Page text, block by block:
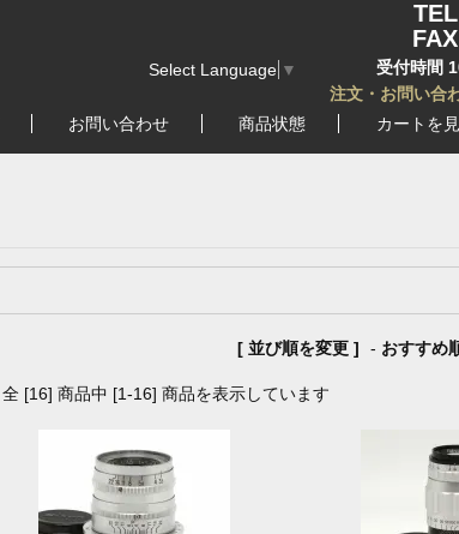
受付時間
注文・お問い合
Select Language ▼
お問い合わせ 商品状態 カートを
[ 並び順を変更 ] - おすすめ
全 [16] 商品中 [1-16] 商品を表示しています